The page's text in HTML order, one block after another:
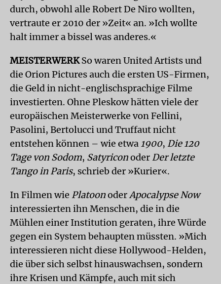
durch, obwohl alle Robert De Niro wollten,
vertraute er 2010 der »Zeit« an. »Ich wollte
halt immer a bissel was anderes.«
MEISTERWERKSo waren United Artists und
die Orion Pictures auch die ersten US-Firmen,
die Geld in nicht-englischsprachige Filme
investierten. Ohne Pleskow hätten viele der
europäischen Meisterwerke von Fellini,
Pasolini, Bertolucci und Truffaut nicht
entstehen können – wie etwa 1900, Die 120
Tage von Sodom, Satyriconoder Der letzte
Tango in Paris, schrieb der »Kurier«.
In Filmen wie PlatoonoderApocalypse Now
interessierten ihn Menschen, die in die
Mühlen einer Institution geraten, ihre Würde
gegen ein System behaupten müssten. »Mich
interessieren nicht diese Hollywood-Helden,
die über sich selbst hinauswachsen, sondern
ihre Krisen und Kämpfe, auch mit sich